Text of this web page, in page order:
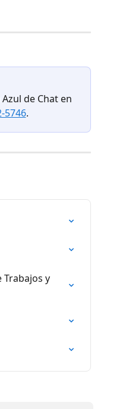
de Chat en
5746.
Trabajos y